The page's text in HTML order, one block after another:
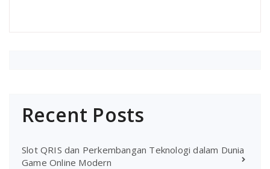
Recent Posts
Slot QRIS dan Perkembangan Teknologi dalam Dunia
Game Online Modern